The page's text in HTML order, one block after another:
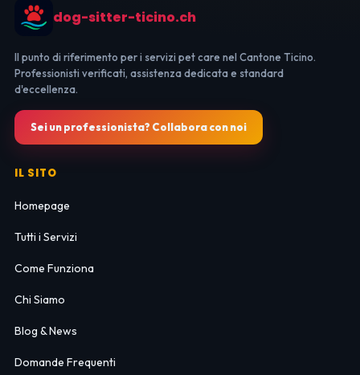
dog-sitter-ticino.ch
Il punto di riferimento per i servizi pet care nel Cantone Ticino.
Professionisti verificati, assistenza dedicata e standard
d'eccellenza.
Sei un professionista? Collabora con noi
IL SITO
Homepage
Tutti i Servizi
Come Funziona
Chi Siamo
Blog & News
Domande Frequenti